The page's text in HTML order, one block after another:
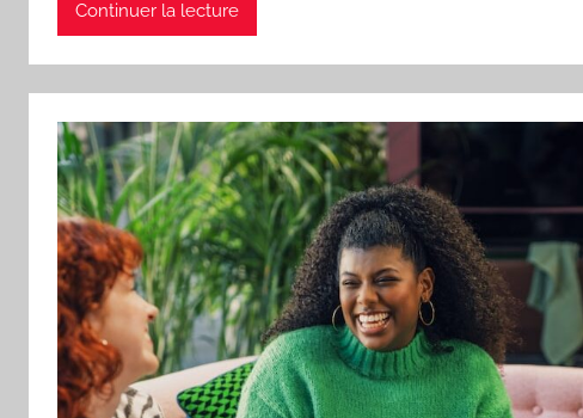
Continuer la lecture